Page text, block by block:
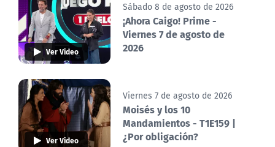
Ver Video
Sábado 8 de agosto de 2026
¡Ahora Caigo! Prime -
Viernes 7 de agosto de
2026
Ver Video
Viernes 7 de agosto de 2026
Moisés y los 10
Mandamientos - T1E159 |
¿Por obligación?